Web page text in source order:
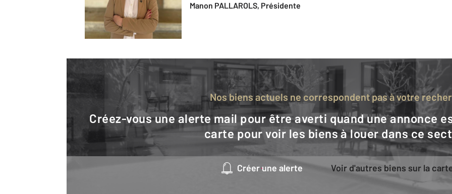
Manon PALLAROLS, Présidente
Nos biens actuels ne correspondent pas à votre
Créez-vous une alerte mail pour être averti quand une annonce est en ligne et consultez la
carte pour voir les biens à louer dans ce
Créer une alerte Voir d'autres biens sur la